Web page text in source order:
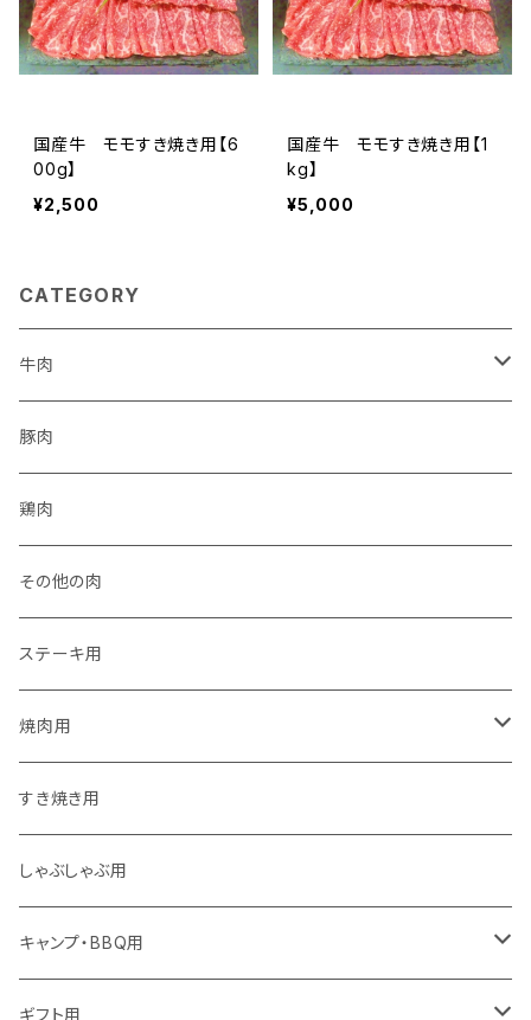
国産牛 モモすき焼き用【6
00g】
¥2,500
国産牛 モモすき焼き用【1
kg】
¥5,000
CATEGORY
牛肉
黒毛和牛
サーロイン
ヒレ
国産牛
輸入
ホルモン
豚肉
鶏肉
その他の肉
ステーキ用
焼肉用
セットA
ホルモン
すき焼き用
しゃぶしゃぶ用
キャンプ・BBQ用
セットA
ギフト用